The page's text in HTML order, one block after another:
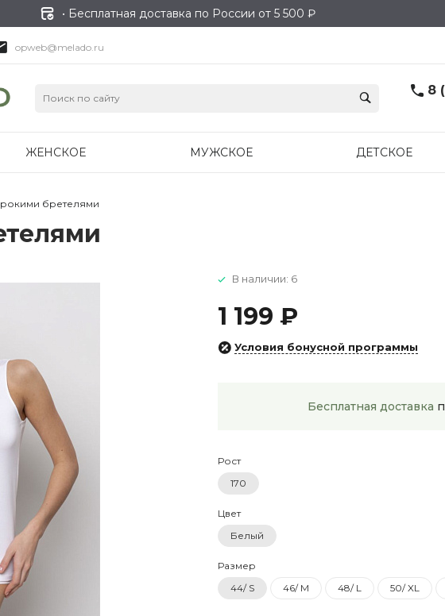
• Бесплатная доставка по России от 5 500 ₽
opweb@melado.ru
8
ЖЕНСКОЕ МУЖСКОЕ ДЕТСКОЕ
бретелями
В наличии: 6
1 199 ₽
Условия бонусной программы
Бесплатная доставка
Рост
170
Цвет
Белый
Размер
44/ S
46/ M 48/ L 50/ XL